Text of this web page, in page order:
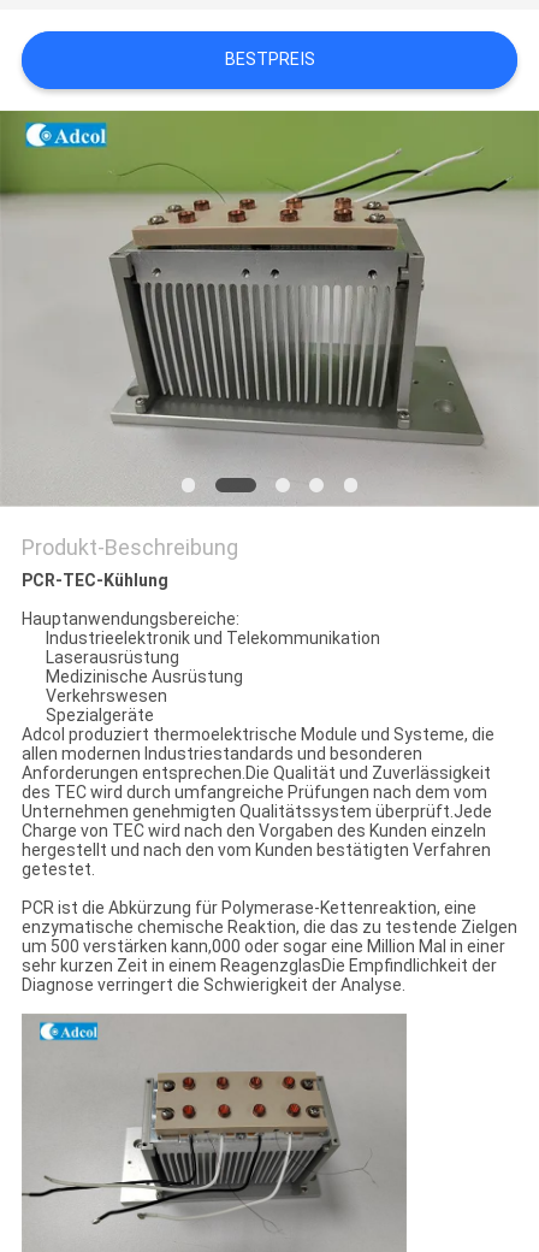
PRIVACY
POLICY
BESTPREIS
Produkt-Beschreibung
PCR-TEC-Kühlung
Hauptanwendungsbereiche:
Industrieelektronik und Telekommunikation
Laserausrüstung
Medizinische Ausrüstung
Verkehrswesen
Spezialgeräte
Adcol produziert thermoelektrische Module und Systeme, die
allen modernen Industriestandards und besonderen
Anforderungen entsprechen.Die Qualität und Zuverlässigkeit
des TEC wird durch umfangreiche Prüfungen nach dem vom
Unternehmen genehmigten Qualitätssystem überprüft.Jede
Charge von TEC wird nach den Vorgaben des Kunden einzeln
hergestellt und nach den vom Kunden bestätigten Verfahren
getestet.
PCR ist die Abkürzung für Polymerase-Kettenreaktion, eine
enzymatische chemische Reaktion, die das zu testende Zielgen
um 500 verstärken kann,000 oder sogar eine Million Mal in einer
sehr kurzen Zeit in einem ReagenzglasDie Empfindlichkeit der
Diagnose verringert die Schwierigkeit der Analyse.